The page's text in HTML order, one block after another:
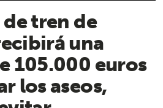
tren de
una
105.000 euros
los aseos,